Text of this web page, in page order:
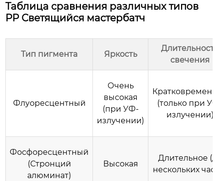
Таблица сравнения различных типов
PP Светящийся мастербатч
Тип пигмента Яркость
свечения
Флуоресцентный
Очень
высокая
(при УФ-
излучении)
(только при
излучении)
Фосфоресцентный
(Стронций
алюминат)
Высокая
Длительное
нескольких